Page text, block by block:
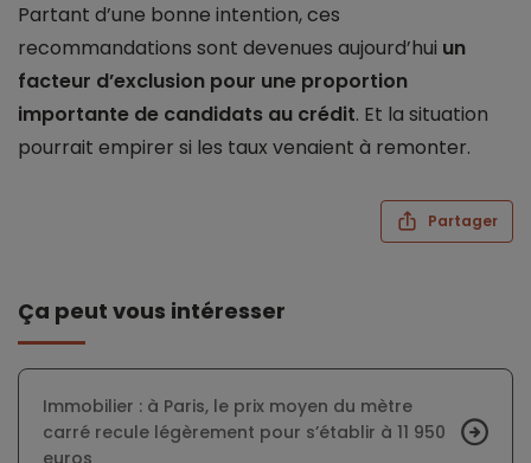
Partant d’une bonne intention, ces
recommandations sont devenues aujourd’hui un
facteur d’exclusion pour une proportion
importante de candidats au crédit. Et la situation
pourrait empirer si les taux venaient à remonter.
Partager
Ça peut vous intéresser
Immobilier : à Paris, le prix moyen du mètre
carré recule légèrement pour s’établir à 11 950